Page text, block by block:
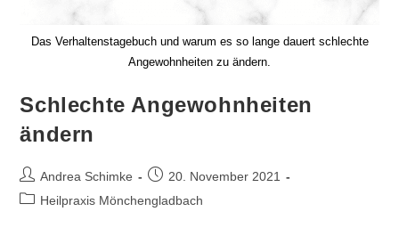
Das Verhaltenstagebuch und warum es so lange dauert schlechte
Angewohnheiten zu ändern.
Schlechte Angewohnheiten
ändern
Beitrags-
Autor:
Andrea Schimke
Beitrag
veröffentlicht:
20. November 2021
Beitrags-
Heilpraxis Mönchengladbach